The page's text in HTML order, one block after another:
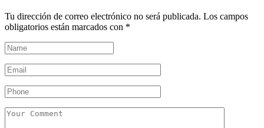
Tu dirección de correo electrónico no será publicada. Los campos
obligatorios están marcados con *